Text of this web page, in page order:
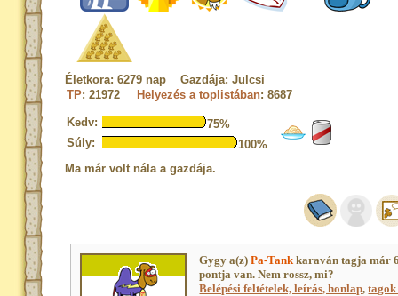
Életkora: 6279 nap Gazdája: Julcsi
TP: 21972 Helyezés a toplistában: 8687
Kedv:
75%
Súly:
100%
Ma már volt nála a gazdája.
Gygy a(z)Pa-Tankkaraván tagja már
pontja van. Nem rossz, mi?
Belépési feltételek, leírás, honlap,